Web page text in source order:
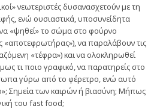
νεωτεριστές δυσανασχετούν με τη
ενώ ουσιαστικά, υποσυνείδητα
«ψηθεί» το σώμα στο φούρνο
«αποτεφρωτήρας»), να παραλάβουν τις
«τέφρα») και να ολοκληρωθεί
τι ποιο γραφικό, να παρατηρείς στο
γύρω από το φέρετρο, ενώ αυτό
Σημεία των καιρών ή βιασύνη; Μήπως
του fast food;